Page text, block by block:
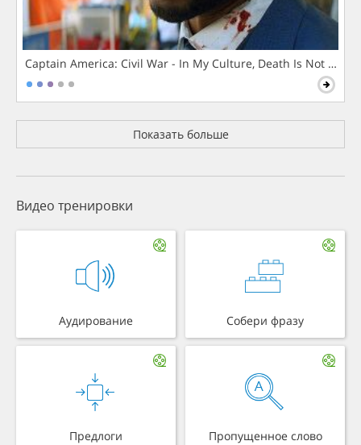
Captain America: Civil War - In My Culture, Death Is Not The
Показать больше
Видео тренировки
Аудирование Собери фразу
Предлоги Пропущенное слово